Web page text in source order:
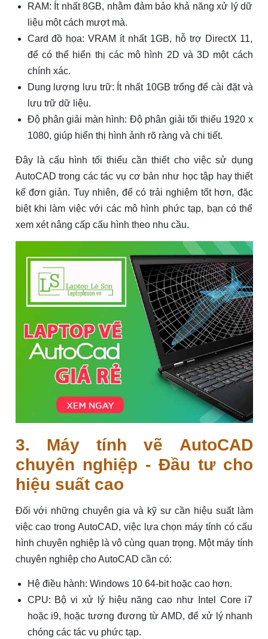
RAM: Ít nhất 8GB, nhằm đảm bảo khả năng xử lý dữ
liệu một cách mượt mà.
Card đồ họa: VRAM ít nhất 1GB, hỗ trợ DirectX 11,
để có thể hiển thị các mô hình 2D và 3D một cách
chính xác.
Dung lượng lưu trữ: Ít nhất 10GB trống để cài đặt và
lưu trữ dữ liệu.
Độ phân giải màn hình: Độ phân giải tối thiểu 1920 x
1080, giúp hiển thị hình ảnh rõ ràng và chi tiết.
Đây là cấu hình tối thiểu cần thiết cho việc sử dụng
AutoCAD trong các tác vụ cơ bản như học tập hay thiết
kế đơn giản. Tuy nhiên, để có trải nghiệm tốt hơn, đặc
biệt khi làm việc với các mô hình phức tạp, bạn có thể
xem xét nâng cấp cấu hình theo nhu cầu.
3. Máy tính vẽ AutoCAD
chuyên nghiệp - Đầu tư cho
hiệu suất cao
Đối với những chuyên gia và kỹ sư cần hiệu suất làm
việc cao trong AutoCAD, việc lựa chọn máy tính có cấu
hình chuyên nghiệp là vô cùng quan trọng. Một máy tính
chuyên nghiệp cho AutoCAD cần có:
Hệ điều hành: Windows 10 64-bit hoặc cao hơn.
CPU: Bộ vi xử lý hiệu năng cao như Intel Core i7
hoặc i9, hoặc tương đương từ AMD, để xử lý nhanh
chóng các tác vụ phức tạp.